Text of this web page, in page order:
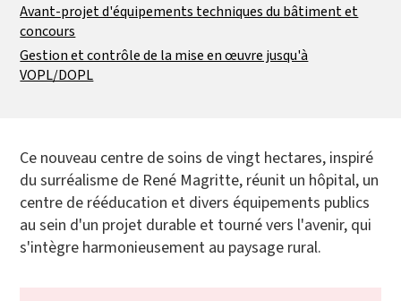
Avant-projet d'équipements techniques du bâtiment et
concours
Gestion et contrôle de la mise en œuvre jusqu'à
VOPL/DOPL
Ce nouveau centre de soins de vingt hectares, inspiré
du surréalisme de René Magritte, réunit un hôpital, un
centre de rééducation et divers équipements publics
au sein d'un projet durable et tourné vers l'avenir, qui
s'intègre harmonieusement au paysage rural.